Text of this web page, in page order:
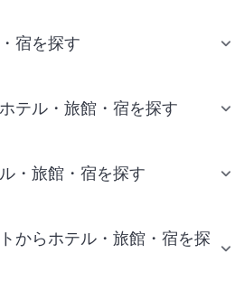
宿を探す
テル・旅館・宿を探す
・旅館・宿を探す
からホテル・旅館・宿を探